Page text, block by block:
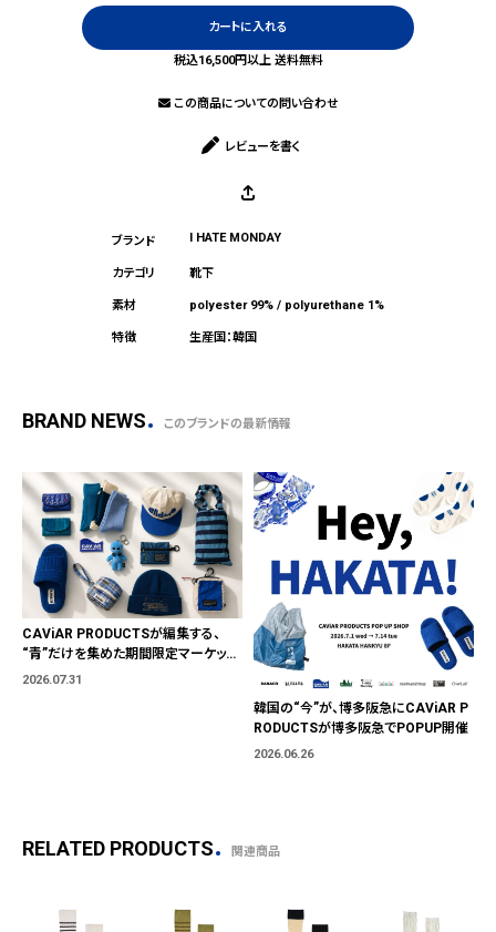
カートに入れる
税込16,500円以上 送料無料
この商品についての問い合わせ
レビューを書く
I HATE MONDAY
靴下
polyester 99% / polyurethane 1%
生産国：韓国
BRAND NEWS このブランドの最新情報
CAViAR PRODUCTSが編集する、
“青”だけを集めた期間限定マーケット
「BLUE MARKET」が横浜に。ブランド
2026.07.31
韓国の“今”が、博多阪急にCAViAR P
RODUCTSが博多阪急でPOPUP開催
2026.06.26
RELATED PRODUCTS 関連商品